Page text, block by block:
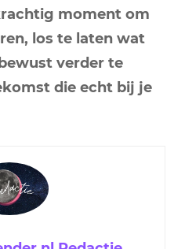
moment om
los te laten wat
verder te
die echt bij je